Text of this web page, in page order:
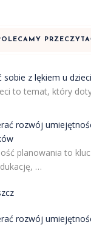
sobie z lękiem u
to temat, który
rozwój
planowania to
…
rozwój